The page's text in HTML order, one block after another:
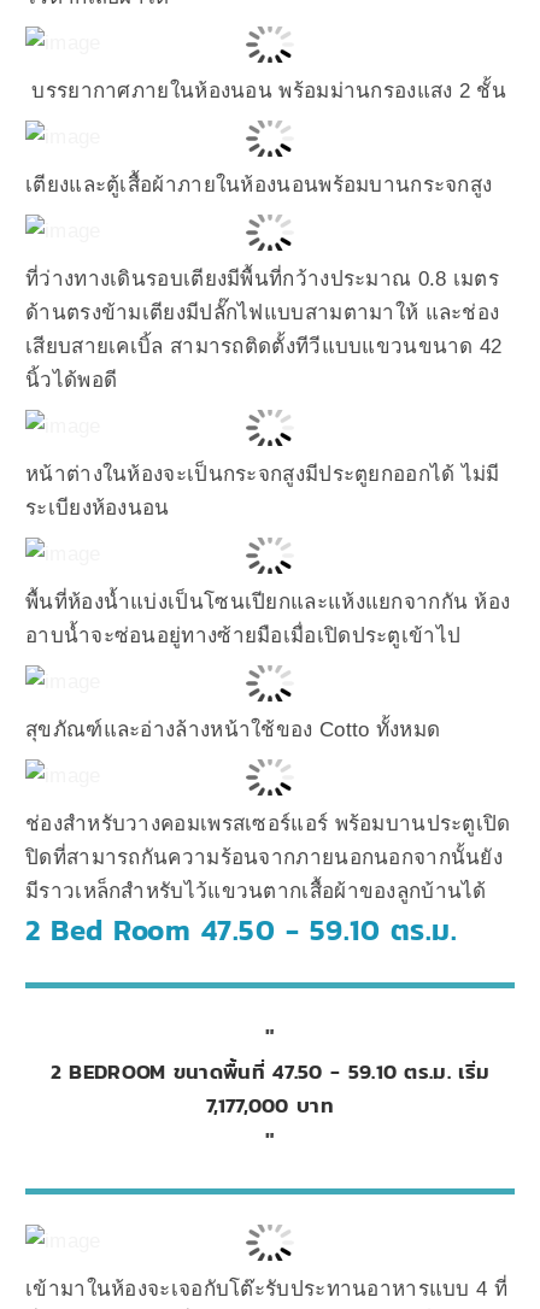
บรรยากาศภายในห้องนอน พร้อมม่านกรองแสง 2 ชั้น
เตียงและตู้เสื้อผ้าภายในห้องนอนพร้อมบานกระจกสูง
ที่ว่างทางเดินรอบเตียงมีพื้นที่กว้างประมาณ 0.8 เมตร
ด้านตรงข้ามเตียงมีปลั๊กไฟแบบสามตามาให้ และช่อง
เสียบสายเคเบิ้ล สามารถติดตั้งทีวีแบบแขวนขนาด 42
นิ้วได้พอดี
หน้าต่างในห้องจะเป็นกระจกสูงมีประตูยกออกได้ ไม่มี
ระเบียงห้องนอน
พื้นที่ห้องน้ำแบ่งเป็นโซนเปียกและแห้งแยกจากกัน ห้อง
อาบน้ำจะซ่อนอยู่ทางซ้ายมือเมื่อเปิดประตูเข้าไป
สุขภัณฑ์และอ่างล้างหน้าใช้ของ Cotto ทั้งหมด
ช่องสำหรับวางคอมเพรสเซอร์แอร์ พร้อมบานประตูเปิด
ปิดที่สามารถกันความร้อนจากภายนอกนอกจากนั้นยัง
มีราวเหล็กสำหรับไว้แขวนตากเสื้อผ้าของลูกบ้านได้
2 Bed Room 47.50 - 59.10 ตร.ม.
2 BEDROOM ขนาดพื้นที่ 47.50 - 59.10 ตร.ม. เริ่ม
7,177,000 บาท
เข้ามาในห้องจะเจอกับโต๊ะรับประทานอาหารแบบ 4 ที่